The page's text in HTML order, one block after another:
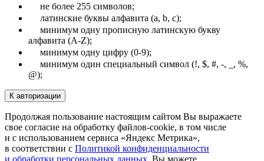
не более 255 символов;
латинские буквы алфавита (a, b, c);
минимум одну прописную латинскую букву
алфавита (A-Z);
минимум одну цифру (0-9);
минимум один специальный символ (!, $, #, -, _, %,
@);
К авторизации
Продолжая пользование настоящим сайтом Вы выражаете
свое согласие на обработку файлов-cookie, в том числе
и с использованием сервиса «Яндекс Метрика»,
в соответствии с Политикой конфиденциальности
и обработки персональных данных Вы можете